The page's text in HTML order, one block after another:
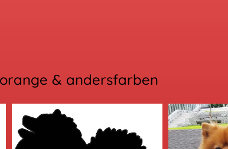
& andersfarben